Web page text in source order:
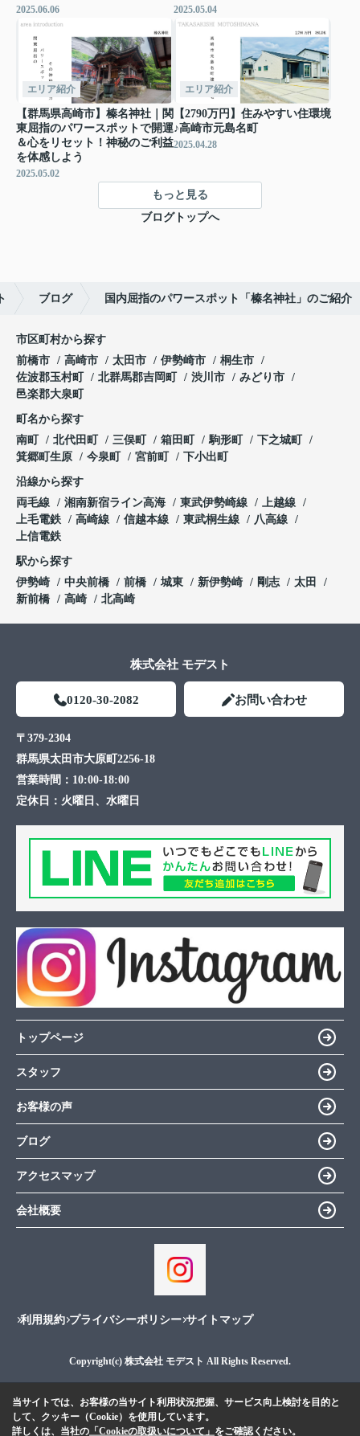
2025.06.06 2025.05.04
エリア紹介
【群馬県高崎市】榛名神社｜関
東屈指のパワースポットで開運
＆心をリセット！神秘のご利益
を体感しよう
2025.05.02
エリア紹介
【2790万円】住みやすい住環境
♪高崎市元島名町
2025.04.28
もっと見る
ブログトップへ
ブログ 国内屈指のパワースポット「榛名神社」のご紹介
市区町村から探す
前橋市
高崎市 太田市 伊勢崎市
桐生市
佐波郡玉村町
北群馬郡吉岡町 渋川市
みどり市
邑楽郡大泉町
町名から探す
南町
北代田町 三俣町 箱田町 駒形町
下之城町
箕郷町生原
今泉町 宮前町 下小出町
沿線から探す
両毛線
湘南新宿ライン高海 東武伊勢崎線
上越線
上毛電鉄
高崎線 信越本線 東武桐生線
八高線
上信電鉄
駅から探す
伊勢崎
中央前橋 前橋 城東 新伊勢崎 剛志
太田
新前橋
高崎 北高崎
株式会社 モデスト
0120-30-2082 お問い合わせ
〒379-2304
群馬県太田市大原町2256-18
営業時間： 10:00-18:00
定休日： 火曜日、水曜日
トップページ
スタッフ
お客様の声
ブログ
アクセスマップ
会社概要
利用規約 プライバシーポリシー サイトマップ
Copyright(c) 株式会社 モデスト All Rights Reserved.
当サイトでは、お客様の当サイト利用状況把握、サービス向上検討を目的と
して、クッキー（Cookie）を使用しています。
詳しくは、当社の 「Cookieの取扱いについて」 をご確認ください。